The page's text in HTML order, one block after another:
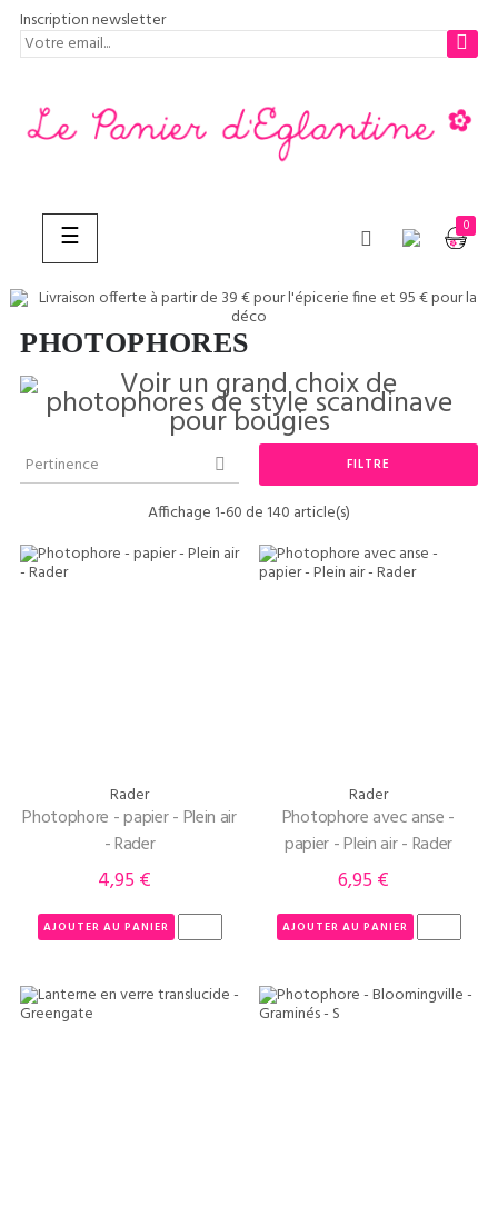
Inscription newsletter
Basculer
la
☰ 0
PHOTOPHORES
Pertinence  FILTRE
Affichage 1-60 de 140 article(s)
Rader
Photophore - papier - Plein air
- Rader
Prix
4,95 €
AJOUTER AU PANIER
Rader
Photophore avec anse -
papier - Plein air - Rader
Prix
6,95 €
AJOUTER AU PANIER